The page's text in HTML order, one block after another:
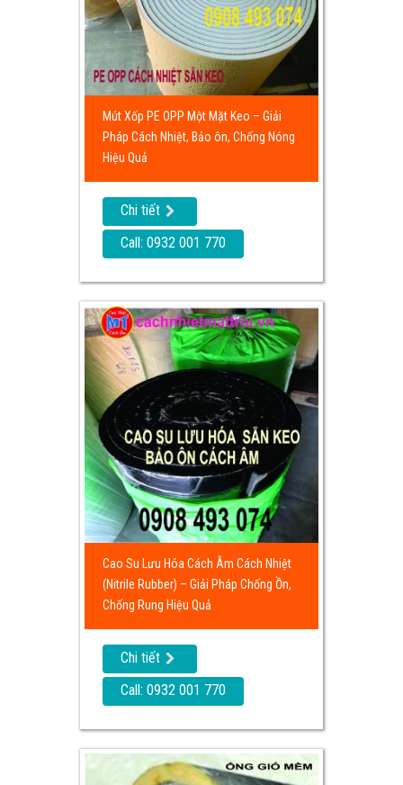
Mút Xốp PE OPP Một Mặt Keo – Giải
Pháp Cách Nhiệt, Bảo ôn, Chống Nóng
Hiệu Quả
Chi tiết
Call: 0932 001 770
Cao Su Lưu Hóa Cách Âm Cách Nhiệt
(Nitrile Rubber) – Giải Pháp Chống Ồn,
Chống Rung Hiệu Quả
Chi tiết
Call: 0932 001 770